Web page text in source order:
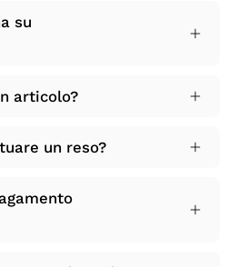
su
articolo?
un reso?